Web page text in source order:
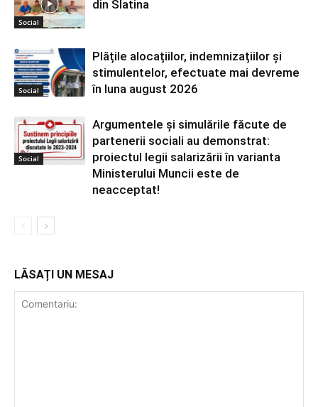
Social
din Slatina
Social
Plățile alocațiilor, indemnizațiilor și
stimulentelor, efectuate mai devreme
în luna august 2026
Social
Argumentele și simulările făcute de
partenerii sociali au demonstrat:
proiectul legii salarizării în varianta
Ministerului Muncii este de
neacceptat!
LĂSAȚI UN MESAJ